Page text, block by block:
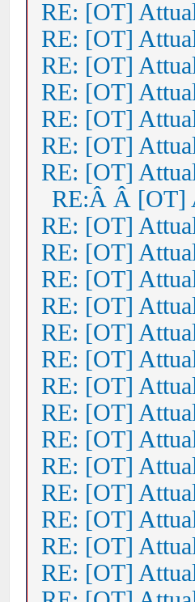
RE: [OT]
RE: [OT]
RE: [OT]
RE: [OT]
RE: [OT]
RE: [OT]
RE: [OT]
RE:Â Â [OT]
RE: [OT]
RE: [OT]
RE: [OT]
RE: [OT]
RE: [OT]
RE: [OT]
RE: [OT]
RE: [OT]
RE: [OT]
RE: [OT]
RE: [OT]
RE: [OT]
RE: [OT]
RE: [OT]